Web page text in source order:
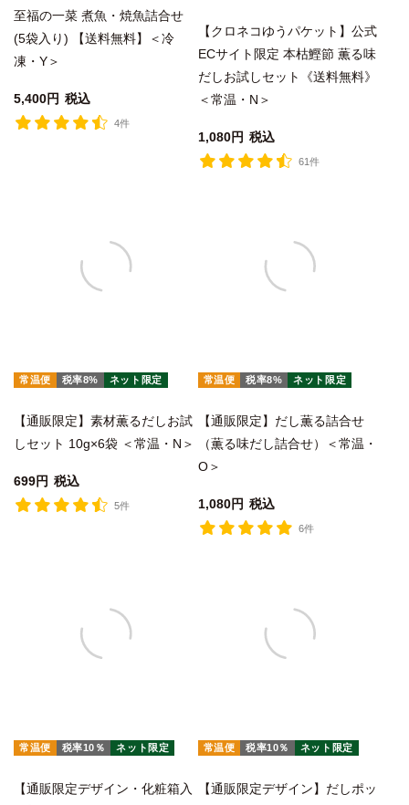
至福の一菜 煮魚・焼魚詰合せ
(5袋入り) 【送料無料】＜冷
凍・Y＞
5,400 税込
4件
【クロネコゆうパケット】公式
ECサイト限定 本枯鰹節 薫る味
だしお試しセット《送料無料》
＜常温・N＞
1,080 税込
61件
常温便 税率8% ネット限定
【通販限定】素材薫るだしお試
しセット 10g×6袋 ＜常温・N＞
699 税込
5件
常温便 税率8% ネット限定
【通販限定】だし薫る詰合せ
（薫る味だし詰合せ）＜常温・
O＞
1,080 税込
6件
常温便 税率10％ ネット限定
【通販限定デザイン・化粧箱入
常温便 税率10％ ネット限定
【通販限定デザイン】だしポッ